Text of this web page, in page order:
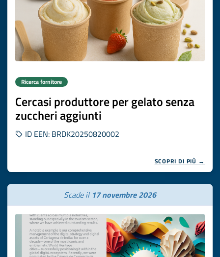
Ricerca fornitore
Cercasi produttore per gelato senza
zuccheri aggiunti
ID EEN: BRDK20250820002
SCOPRI DI PIÙ →
Scade il 17 novembre 2026